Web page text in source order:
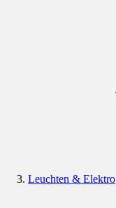
Leuchten & Elektro